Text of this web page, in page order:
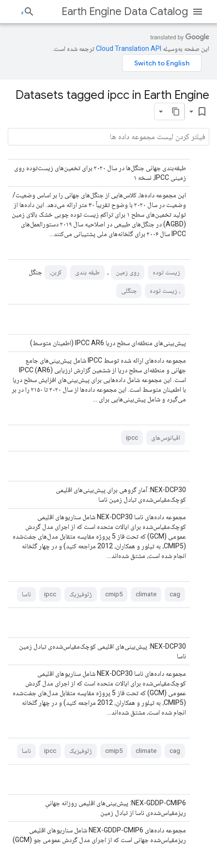
Earth Engine Data Catalog
این صفحه به‌وسیله ترجمه شده است.
Datasets tagged ipcc in Earth Engine
bookmark_border
طبقه‌بندی جهانی جنگل‌ها در سال ۲۰۲۰ برای تخمین‌های زیست‌توده روی
زمینی IPCC، نسخه ۱
این مجموعه داده‌ها، کلاس‌هایی از جنگل‌های جهانی را بر اساس وضعیت/
وضعیت در سال ۲۰۲۰ با وضوح تقریباً ۳۰ متر ارائه می‌دهد. این داده‌ها از
تولید تخمین‌های سطح ۱ برای تراکم زیست توده چوبی خشک بالای زمین
(AGBD) در جنگل‌های طبیعی در اصلاحیه سال ۲۰۱۹ دستورالعمل‌های
IPCC سال ۲۰۰۶ برای گلخانه‌های ملی پشتیبانی می‌کنند…
زیست توده روی زمین ، طبقه بندی کربن، جنگل
، زیست توده جنگلی
پیش‌بینی‌های منطقه‌ای سطح دریا IPCC AR6 (اطمینان متوسط)
مجموعه داده‌های ارائه شده توسط IPCC شامل پیش‌بینی‌های جامع
جهانی و منطقه‌ای سطح دریا از ششمین گزارش ارزیابی IPCC (AR6)
است. این مجموعه شامل داده‌هایی برای پیش‌بینی‌های افزایش سطح دریا
با اطمینان متوسط ​​است. این مجموعه داده‌ها از سال ۲۰۲۰ تا ۲۱۵۰ را در بر
می‌گیرد و شامل پیش‌بینی‌هایی برای ...
اقیانوس‌های ipcc
NEX-DCP30: آمار گروهی برای پیش‌بینی‌های اقلیمی
کوچک‌مقیاس‌شده‌ی تبادل زمین ناسا
مجموعه داده‌های ناسا NEX-DCP30 شامل سناریوهای اقلیمی
کوچک‌مقیاس‌شده برای ایالات متحده است که از اجرای مدل گردش
عمومی (GCM) که تحت فاز 5 پروژه مقایسه متقابل مدل‌های جفت‌شده
(CMIP5، به تیلور و همکاران، 2012 مراجعه کنید) و در چهار گلخانه
انجام شده است، مشتق شده‌اند...
cag
climate
cmip5 ژئوفیزیک ipcc ناسا
NEX-DCP30: پیش‌بینی‌های اقلیمی کوچک‌مقیاس‌شده‌ی تبادل زمین
ناسا
مجموعه داده‌های ناسا NEX-DCP30 شامل سناریوهای اقلیمی
کوچک‌مقیاس‌شده برای ایالات متحده است که از اجرای مدل گردش
عمومی (GCM) که تحت فاز 5 پروژه مقایسه متقابل مدل‌های جفت‌شده
(CMIP5، به تیلور و همکاران، 2012 مراجعه کنید) و در چهار گلخانه
انجام شده است، مشتق شده‌اند...
cag
climate
cmip5 ژئوفیزیک ipcc ناسا
NEX-GDDP-CMIP6: پیش‌بینی‌های اقلیمی روزانه جهانیِ
ریزمقیاس‌شده‌ی ناسا از تبادل زمین
مجموعه داده‌های NEX-GDDP-CMIP6 شامل سناریوهای اقلیمی
ریزمقیاس‌شده جهانی است که از اجرای مدل گردش عمومی جو (GCM)